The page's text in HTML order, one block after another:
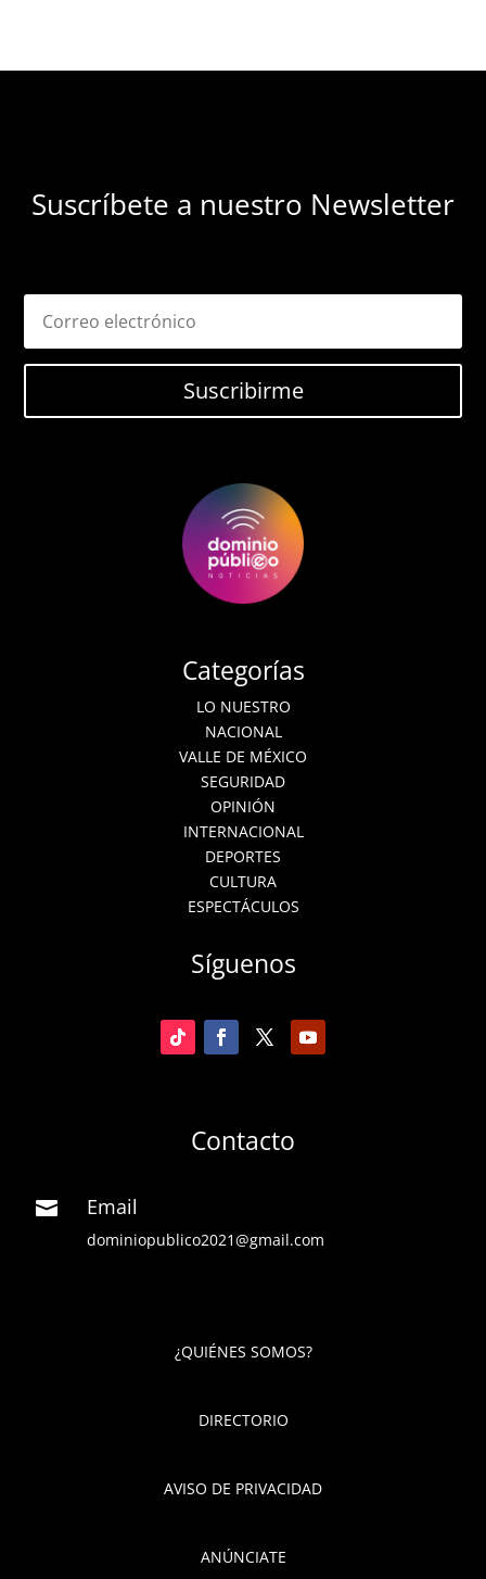
Suscríbete a nuestro Newsletter
Suscribirme
Categorías
LO NUESTRO
NACIONAL
VALLE DE MÉXICO
SEGURIDAD
OPINIÓN
INTERNACIONAL
DEPORTES
CULTURA
ESPECTÁCULOS
Síguenos
Contacto
 Email
dominiopublico2021@gmail.com
¿QUIÉNES SOMOS?
DIRECTORIO
AVISO DE PRIVACIDAD
ANÚNCIATE